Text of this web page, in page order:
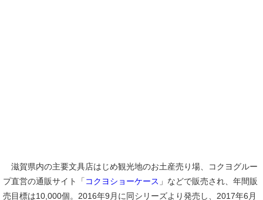
滋賀県内の主要文具店はじめ観光地のお土産売り場、コクヨグルー
プ直営の通販サイト「 コクヨショーケース 」などで販売され、年間販
売目標は10,000個。2016年9月に同シリーズより発売し、2017年6月